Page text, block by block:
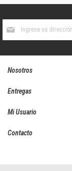
boletín
Nosotros
Entregas
Mi Usuario
Contacto